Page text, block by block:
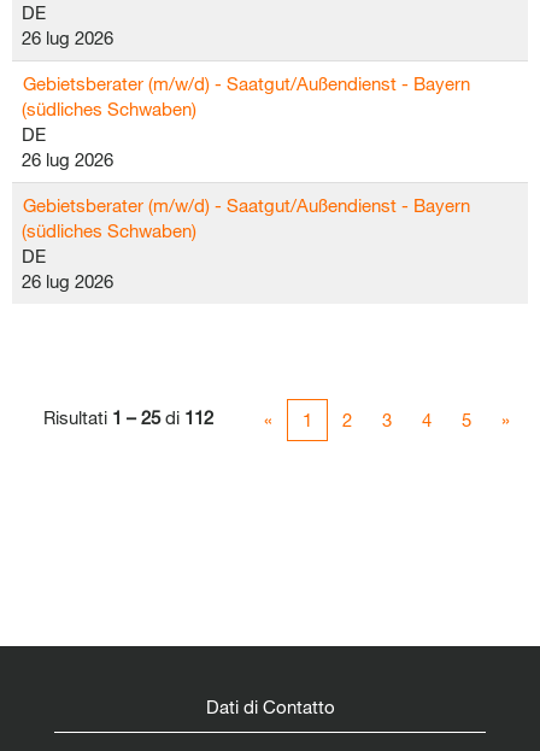
DE
26 lug 2026
Gebietsberater (m/w/d) - Saatgut/Außendienst - Bayern
(südliches Schwaben)
DE
26 lug 2026
Gebietsberater (m/w/d) - Saatgut/Außendienst - Bayern
(südliches Schwaben)
DE
26 lug 2026
Risultati 1 – 25di 112 « 1 2 3 4 5 »
Dati di Contatto